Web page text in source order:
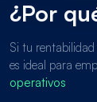
¿Por
Si tu
es ideal para
operativos